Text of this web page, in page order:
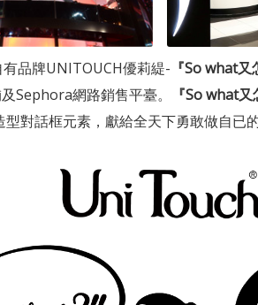
品牌UNITOUCH優莉緹- 『So what又
Sephora網路銷售平臺。
『So what
對話框元素，獻給全天下勇敢做自已